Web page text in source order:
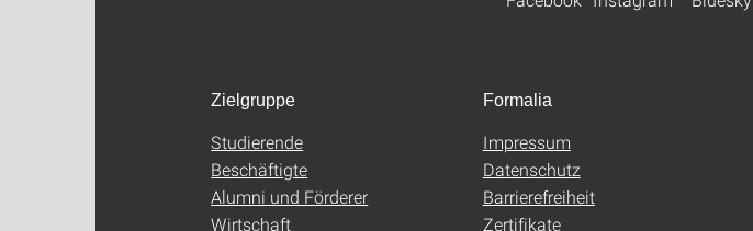
Zielgruppe
Studierende
Beschäftigte
Alumni und Förderer
Wirtschaft
Formalia
Impressum
Datenschutz
Barrierefreiheit
Zertifikate